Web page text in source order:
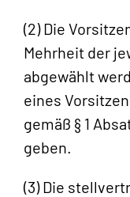
(2) Die
Mehrheit der
abgewählt
eines
gemäß § 1
geben.
(3) Die